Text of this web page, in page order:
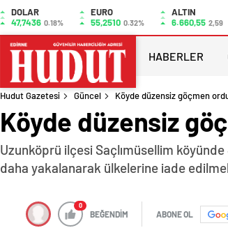
DOLAR
47,7436 0.18%
EURO
55,2510 0.32%
ALTIN
6.660,55 2,59
HABERLER
Hudut Gazetesi Güncel Köyde düzensiz göçmen
Köyde düzensiz
Uzunköprü ilçesi Saçlımüsellim
daha yakalanarak ülkelerine iade
0
BEĞENDİM ABONE OL